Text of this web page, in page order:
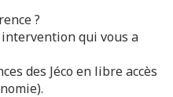
?
qui vous a
des Jéco en libre accès